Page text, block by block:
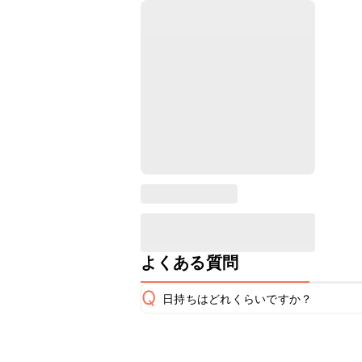
よくある質問
Q 日持ちはどれくらいですか？